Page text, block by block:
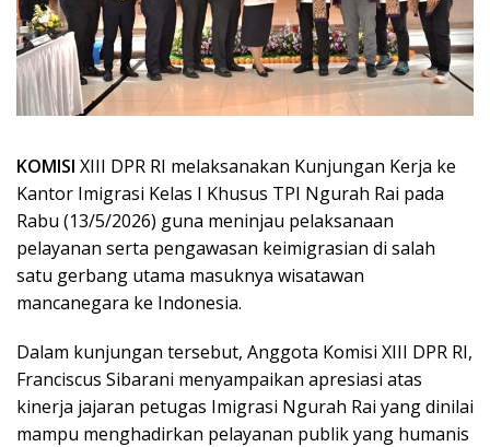
KOMISI XIII DPR RI melaksanakan Kunjungan Kerja ke
Kantor Imigrasi Kelas I Khusus TPI Ngurah Rai pada
Rabu (13/5/2026) guna meninjau pelaksanaan
pelayanan serta pengawasan keimigrasian di salah
satu gerbang utama masuknya wisatawan
mancanegara ke Indonesia.
Dalam kunjungan tersebut, Anggota Komisi XIII DPR RI,
Franciscus Sibarani menyampaikan apresiasi atas
kinerja jajaran petugas Imigrasi Ngurah Rai yang dinilai
mampu menghadirkan pelayanan publik yang humanis